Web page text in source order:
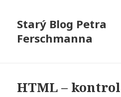
Starý Blog Petra
Ferschmanna
HTML –